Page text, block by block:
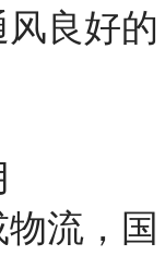
良好的
物流，国